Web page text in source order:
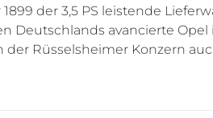
der 3,5 PS leistende
Deutschlands avancierte
der Rüsselsheimer Konzern